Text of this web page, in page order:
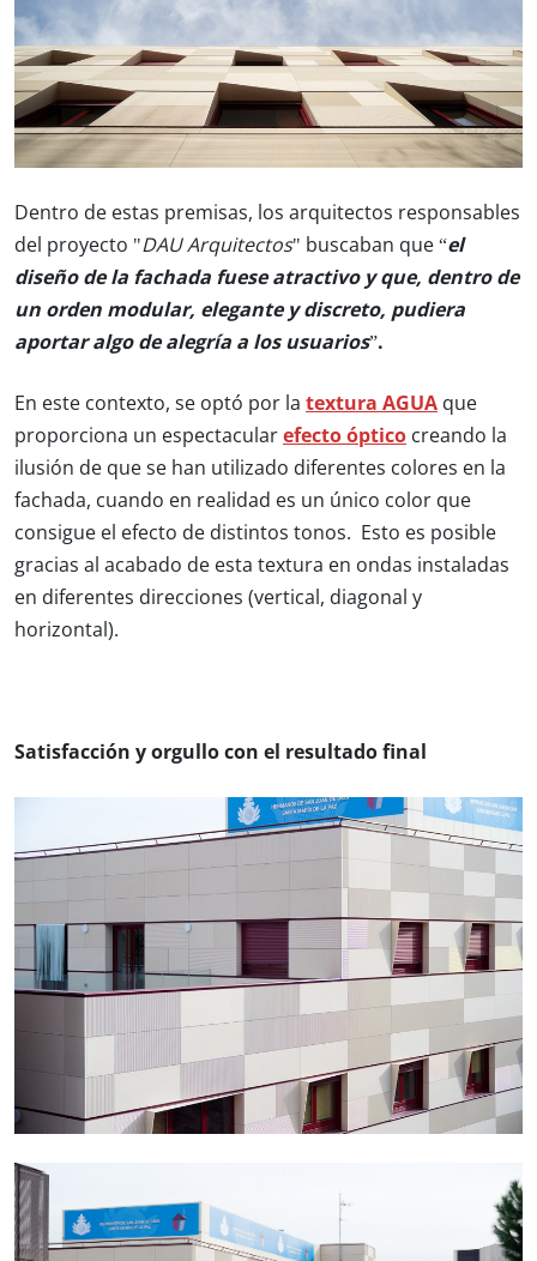
Dentro de estas premisas, los arquitectos responsables
del proyecto "DAU Arquitectos" buscaban que “el
diseño de la fachada fuese atractivo y que, dentro de
un orden modular, elegante y discreto, pudiera
aportar algo de alegría a los usuarios”.
En este contexto, se optó por la textura AGUA que
proporciona un espectacular efecto óptico creando la
ilusión de que se han utilizado diferentes colores en la
fachada, cuando en realidad es un único color que
consigue el efecto de distintos tonos. Esto es posible
gracias al acabado de esta textura en ondas instaladas
en diferentes direcciones (vertical, diagonal y
horizontal).
Satisfacción y orgullo con el resultado final